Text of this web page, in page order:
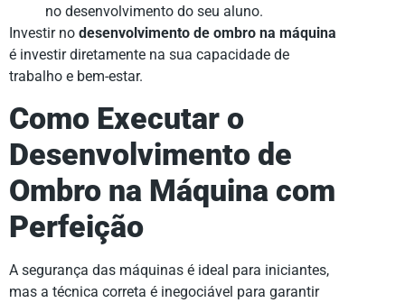
no desenvolvimento do seu aluno.
Investir no desenvolvimento de ombro na máquina
é investir diretamente na sua capacidade de
trabalho e bem-estar.
Como Executar o
Desenvolvimento de
Ombro na Máquina com
Perfeição
A segurança das máquinas é ideal para iniciantes,
mas a técnica correta é inegociável para garantir